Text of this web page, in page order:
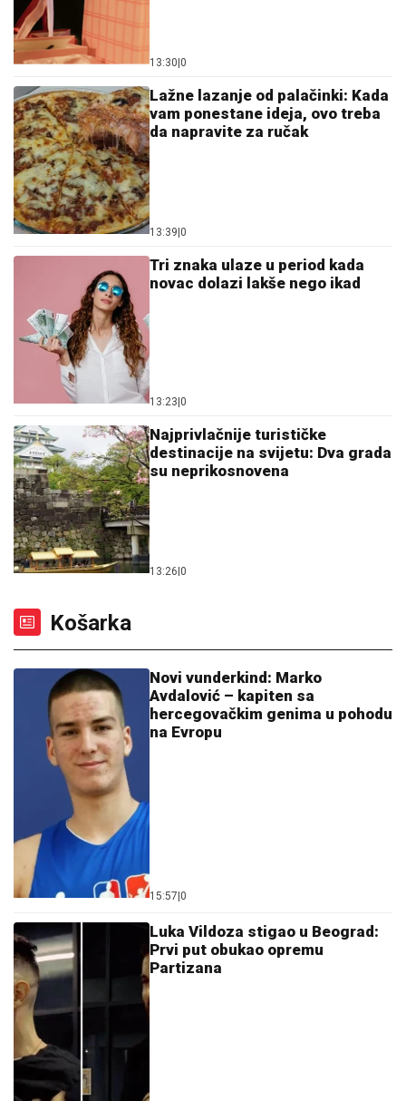
13:30|0
Lažne lazanje od palačinki: Kada
vam ponestane ideja, ovo treba
da napravite za ručak
13:39|0
Tri znaka ulaze u period kada
novac dolazi lakše nego ikad
13:23|0
Najprivlačnije turističke
destinacije na svijetu: Dva grada
su neprikosnovena
13:26|0
Košarka
Novi vunderkind: Marko
Avdalović – kapiten sa
hercegovačkim genima u pohodu
na Evropu
15:57|0
Luka Vildoza stigao u Beograd:
Prvi put obukao opremu
Partizana